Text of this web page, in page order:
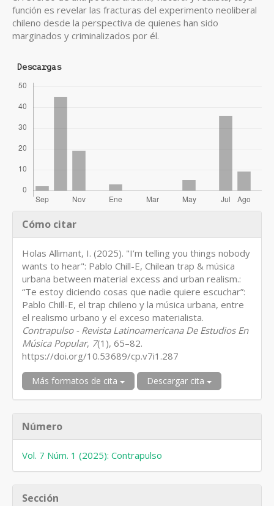
función es revelar las fracturas del experimento neoliberal
chileno desde la perspectiva de quienes han sido
marginados y criminalizados por él.
Descargas
Detalles
del
artículo
Cómo citar
Holas Allimant, I. (2025). "I’m telling you things nobody
wants to hear": Pablo Chill-E, Chilean trap & música
urbana between material excess and urban realism.:
“Te estoy diciendo cosas que nadie quiere escuchar”:
Pablo Chill-E, el trap chileno y la música urbana, entre
el realismo urbano y el exceso materialista.
Contrapulso - Revista Latinoamericana De Estudios En
Música Popular, 7(1), 65–82.
https://doi.org/10.53689/cp.v7i1.287
Más formatos de cita Descargar cita
Número
Vol. 7 Núm. 1 (2025): Contrapulso
Sección